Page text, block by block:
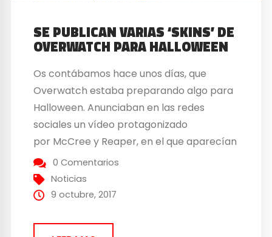
SE PUBLICAN VARIAS ‘SKINS’ DE
OVERWATCH PARA HALLOWEEN
Os contábamos hace unos días, que
Overwatch estaba preparando algo para
Halloween. Anunciaban en las redes
sociales un vídeo protagonizado
por McCree y Reaper, en el que aparecían
con nuevos atuendos para el evento de la
noche de los muertos de este año. “La
noche se enfría y los monstruos
aproxima. Halloween se acerca… “ La
0 Comentarios
Noticias
9 octubre, 2017